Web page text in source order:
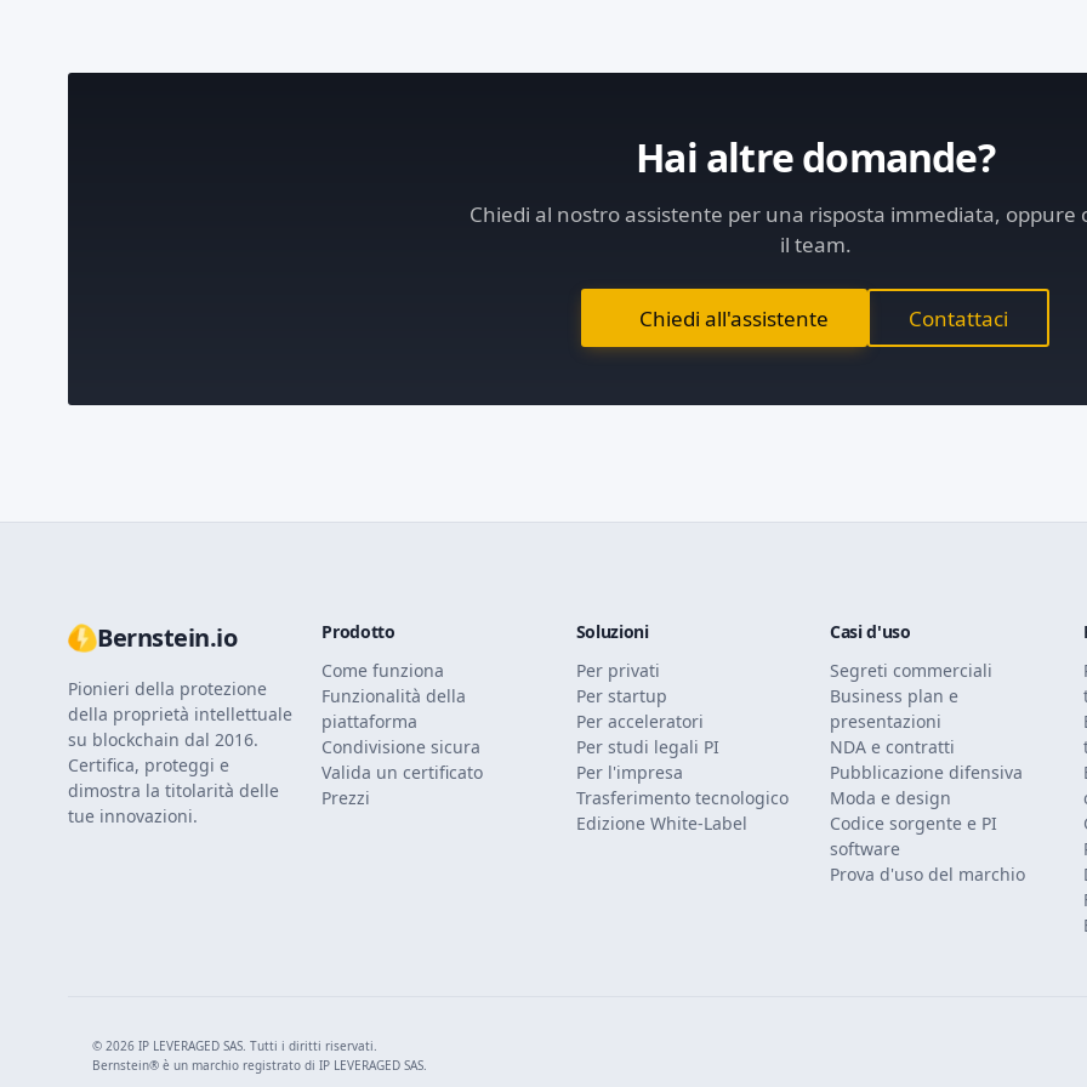
Hai altre domande?
Chiedi al nostro assistente per una risposta immediata, oppure
il team.
Chiedi all'assistente Contattaci
Bernstein.io
Pionieri della protezione
della proprietà intellettuale
su blockchain dal 2016.
Certifica, proteggi e
dimostra la titolarità delle
tue innovazioni.
Prodotto
Come funziona
Funzionalità della
piattaforma
Condivisione sicura
Valida un certificato
Prezzi
Soluzioni
Per privati
Per startup
Per acceleratori
Per studi legali PI
Per l'impresa
Trasferimento tecnologico
Edizione White-Label
Casi d'uso
Segreti commerciali
Business plan e
presentazioni
NDA e contratti
Pubblicazione difensiva
Moda e design
Codice sorgente e PI
software
Prova d'uso del marchio
© 2026 IP LEVERAGED SAS. Tutti i diritti riservati.
Bernstein® è un marchio registrato di IP LEVERAGED SAS.